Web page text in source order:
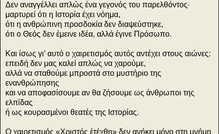
Δεν αναγγέλλει απλώς ένα γεγονός του παρελθόντος·
μαρτυρεί ότι η Ιστορία έχει νόημα,
ότι η ανθρώπινη προσδοκία δεν διαψεύστηκε,
ότι ο Θεός δεν έμεινε ιδέα, αλλά έγινε Πρόσωπο.
Και ίσως γι’ αυτό ο χαιρετισμός αυτός αντέχει στους αιώνες:
επειδή δεν μας καλεί απλώς να χαρούμε,
αλλά να σταθούμε μπροστά στο μυστήριο της
ενανθρώπησης
και να αποφασίσουμε αν θα ζήσουμε ως άνθρωποι της
ελπίδας
ή ως κουρασμένοι θεατές της Ιστορίας.
Ο χαιρετισμός «Χριστός ἐτέχθη» δεν ανήκει μόνο στη μνήμη